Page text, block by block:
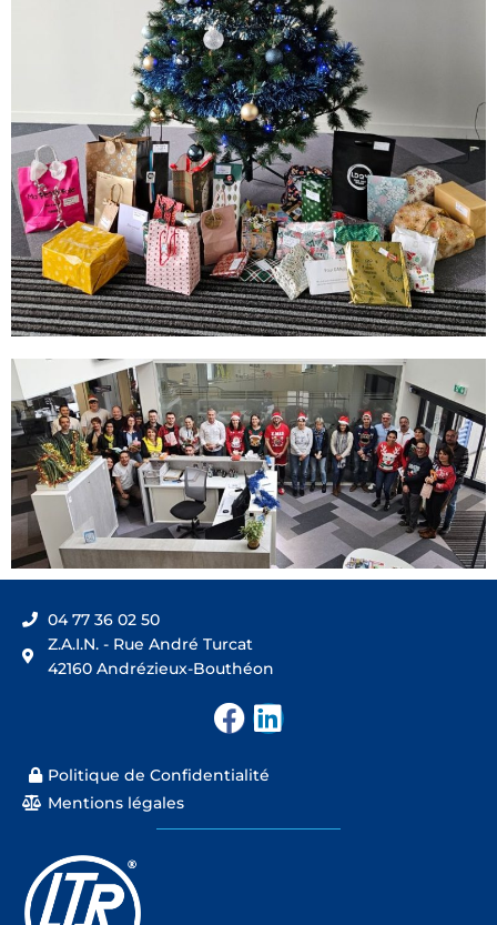
04 77 36 02 50
Z.A.I.N. - Rue André Turcat
42160 Andrézieux-Bouthéon
F
c
b
L
n
e
Politique de Confidentialité
Mentions légales